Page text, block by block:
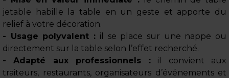
jetable habille la table en un geste et apporte du
relief à votre décoration.
- Usage polyvalent : il se place sur une nappe ou
directement sur la table selon l’effet recherché.
- Adapté aux professionnels :il convient aux
traiteurs, restaurants, organisateurs d’événements et